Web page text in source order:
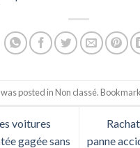
posted in Non classé.
voitures
gagée sans
panne